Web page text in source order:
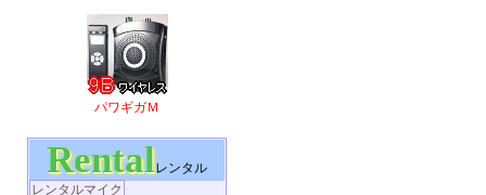
パワギガＭ
Rentalレンタル
レンタルマイク